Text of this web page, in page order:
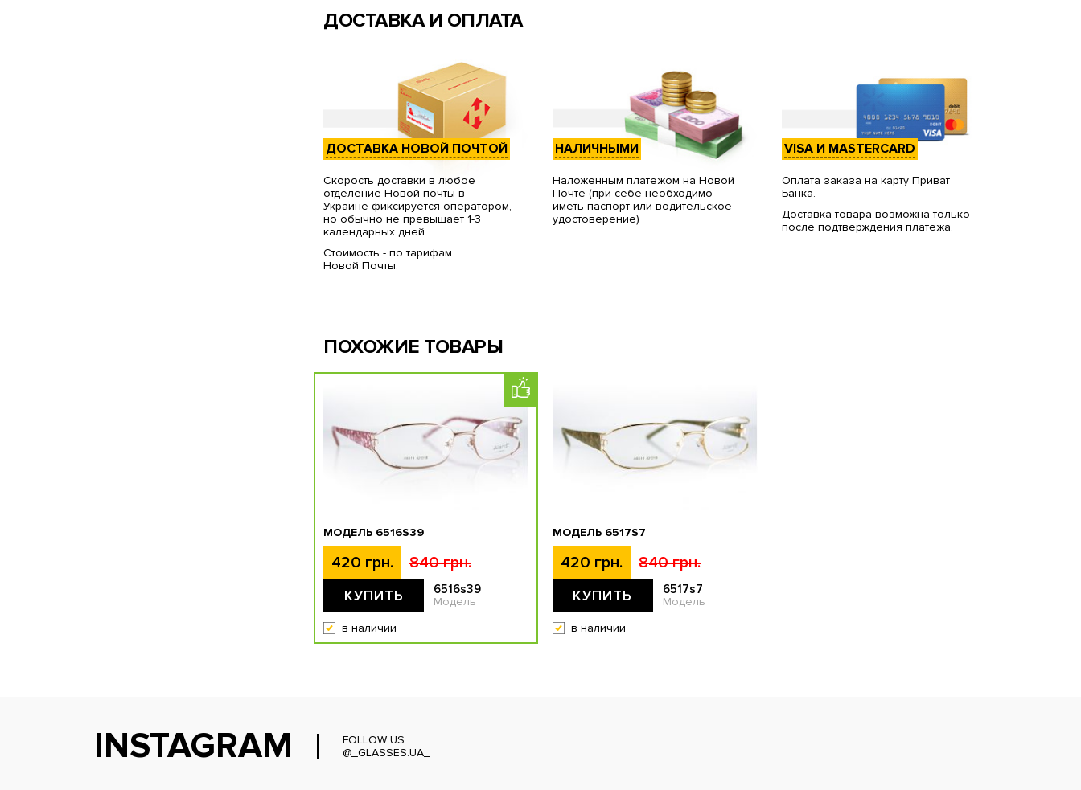
ДОСТАВКА И ОПЛАТА
ДОСТАВКА НОВОЙ ПОЧТОЙ
Скорость доставки в любое
отделение Новой почты в
Украине фиксируется оператором,
но обычно не превышает 1-3
календарных дней.
Стоимость - по тарифам
Новой Почты.
НАЛИЧНЫМИ
Наложенным платежом на Новой
Почте (при себе необходимо
иметь паспорт или водительское
удостоверение)
VISA И MASTERCARD
Оплата заказа на карту Приват
Банка.
Доставка товара возможна только
после подтверждения платежа.
ПОХОЖИЕ ТОВАРЫ
МОДЕЛЬ 6516S39
420 грн. 840 грн.
КУПИТЬ 6516s39
Модель
в наличии
МОДЕЛЬ 6517S7
420 грн. 840 грн.
КУПИТЬ 6517s7
Модель
в наличии
INSTAGRAM
FOLLOW US
@_GLASSES.UA_